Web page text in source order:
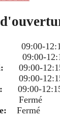
12:15
12:15
09:00-
12:15
09:00-12:15
Fermé
Fermé